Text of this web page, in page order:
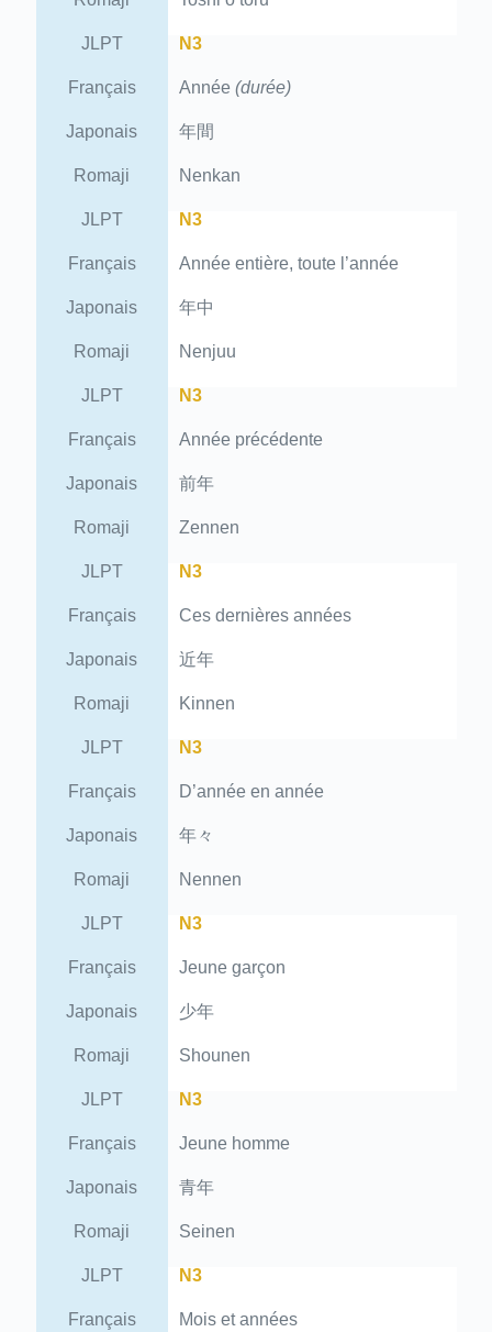
JLPT N3
Français Année (durée)
Japonais 年間
Romaji Nenkan
JLPT N3
Français Année entière, toute l’année
Japonais 年中
Romaji Nenjuu
JLPT N3
Français Année précédente
Japonais 前年
Romaji Zennen
JLPT N3
Français Ces dernières années
Japonais 近年
Romaji Kinnen
JLPT N3
Français D’année en année
Japonais 年々
Romaji Nennen
JLPT N3
Français Jeune garçon
Japonais 少年
Romaji Shounen
JLPT N3
Français Jeune homme
Japonais 青年
Romaji Seinen
JLPT N3
Français Mois et années